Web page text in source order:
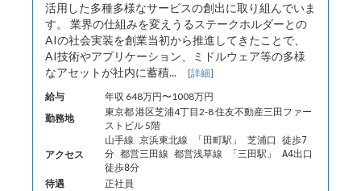
活用した多種多様なサービスの創出に取り組んでいま
す。 業界の仕組みを変えうるステークホルダーとの
AIの社会実装を創業当初から推進してきたことで、
AI技術やアプリケーション、ミドルウェア等の多様
なアセットが社内に蓄積... [詳細]
給与
年収 648万円〜1008万円
勤務地
東京都 港区芝浦4丁目2-8 住友不動産三田ファー
ストビル 5階
アクセス
山手線 京浜東北線 「田町駅」 芝浦口 徒歩7
分 都営三田線 都営浅草線 「三田駅」 A4出口
徒歩8分
待遇
正社員